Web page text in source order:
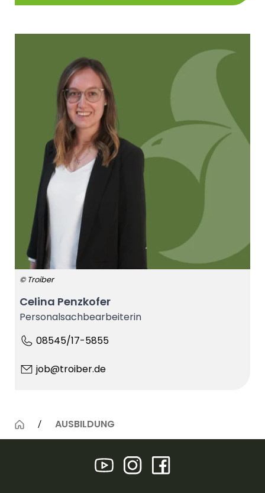
© Troiber
Celina Penzkofer
Personalsachbearbeiterin
08545/17-5855
job@troiber.de
AUSBILDUNG